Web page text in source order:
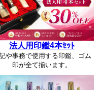
法人用印鑑4本ｾｯﾄ
や事務で使用する印鑑、ゴム
印が全て揃います。